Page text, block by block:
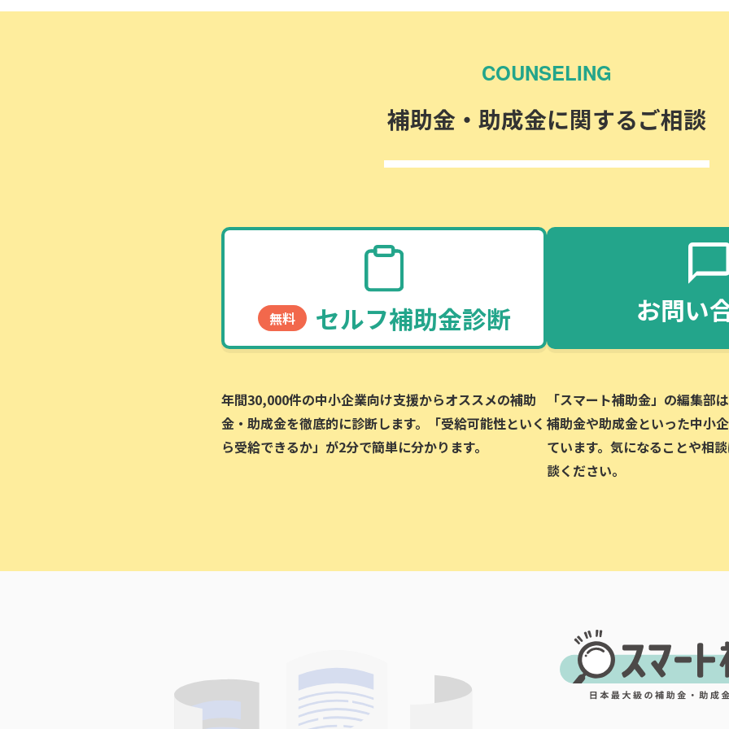
COUNSELING
補助金・助成金に関するご相談
無料 セルフ補助金診断
年間30,000件の中小企業向け支援からオススメの補助
金・助成金を徹底的に診断します。「受給可能性といく
ら受給できるか」が2分で簡単に分かります。
お問い
「スマート補助金」の編集部
補助金や助成金といった中小
ています。気になることや相
談ください。